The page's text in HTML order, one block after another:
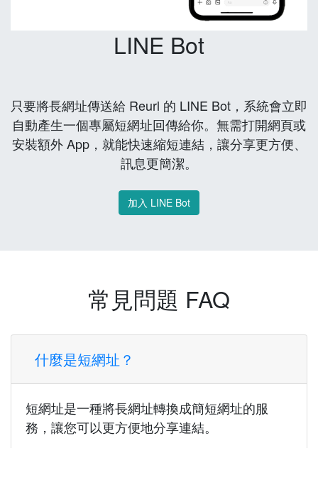
LINE Bot
只要將長網址傳送給 Reurl 的 LINE Bot，系統會立即
自動產生一個專屬短網址回傳給你。無需打開網頁或
安裝額外 App，就能快速縮短連結，讓分享更方便、
訊息更簡潔。
加入 LINE Bot
常見問題 FAQ
什麼是短網址？
短網址是一種將長網址轉換成簡短網址的服
務，讓您可以更方便地分享連結。